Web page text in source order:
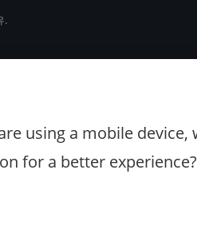
.
using a mobile
for a better experience?